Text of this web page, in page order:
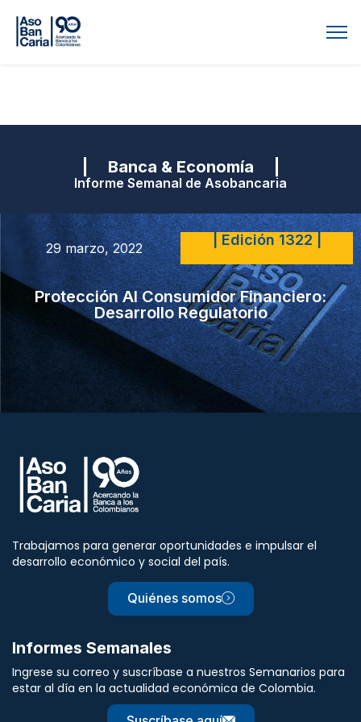
| Banca & Economía |
Informe Semanal de Asobancaria
29 marzo, 2022 | Edición 1322 |
Protección Al Consumidor Financiero:
Desarrollo Regulatorio
Trabajamos para generar oportunidades e impulsar el
desarrollo económico y social del país.
Quiénes somos
Informes Semanales
Ingrese su correo y suscríbase a nuestros Semanarios para
estar al día en la actualidad económica de Colombia.